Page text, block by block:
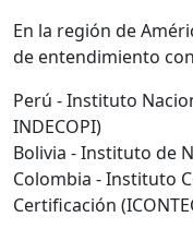
En la región de
de entendimiento
Perú - Instituto
INDECOPI)
Bolivia - Instituto de
Colombia - Instituto
Certificación